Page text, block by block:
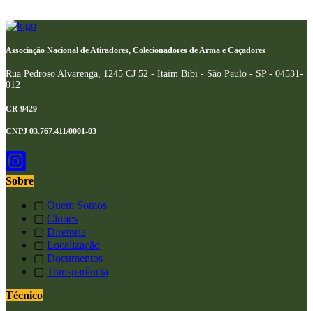
Associação Nacional de Atiradores, Colecionadores de Arma e Caçadores
Rua Pedroso Alvarenga, 1245 CJ 52 - Itaim Bibi - São Paulo - SP - 04531-
012
CR 9429
CNPJ 03.767.411/0001-03
Sobre
▢ Quem Somos
▢ Clubes
▢ Diretoria
▢ Localização
▢ Documentos
▢ Transparência
Técnico